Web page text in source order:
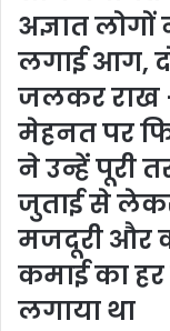
अज्ञात
लगाई आग,
जलकर राख
मेहनत पर
ने उन्हें पूरी
जुताई से
मजदूरी और
कमाई का
लगाया था